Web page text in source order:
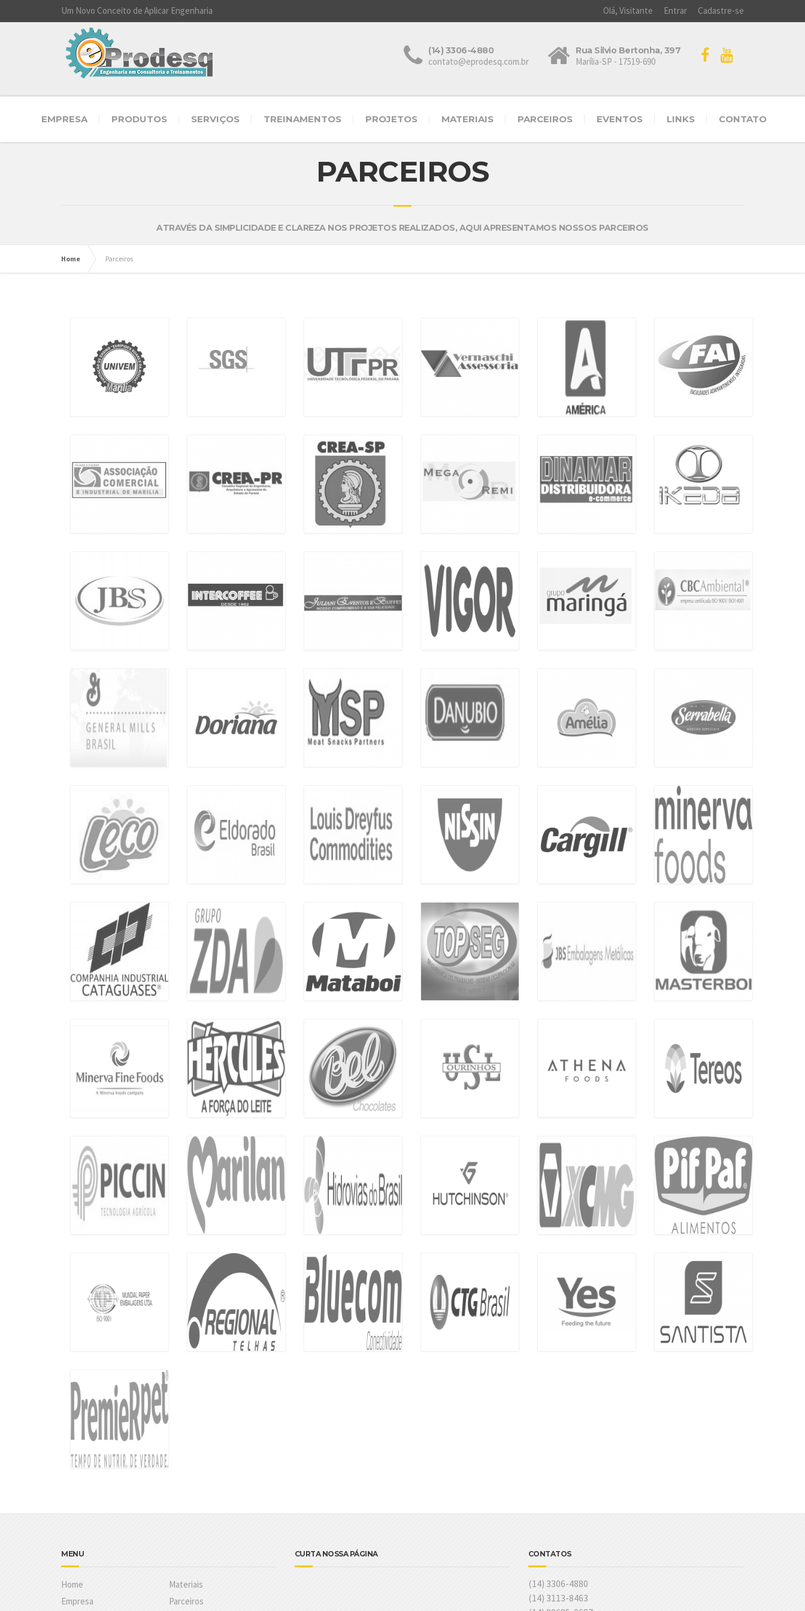
Um Novo Conceito de Aplicar Engenharia Olá, Visitante Entrar Cadastre-se
(14) 3306-4880
contato@eprodesq.com.br
Rua Silvio Bertonha, 397
Marília-SP - 17519-690
EMPRESA PRODUTOS SERVIÇOS TREINAMENTOS PROJETOS MATERIAIS PARCEIROS EVENTOS LINKS CONTATO
PARCEIROS
ATRAVÉS DA SIMPLICIDADE E CLAREZA NOS PROJETOS REALIZADOS, AQUI APRESENTAMOS NOSSOS PARCEIROS
Home Parceiros
MENU
Home
Empresa
Materiais
Parceiros
CURTA NOSSA PÁGINA CONTATOS
(14) 3306-4880
(14) 3113-8463